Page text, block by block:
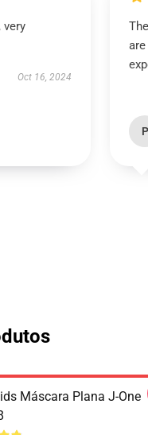
very
Oct 16, 2024
P
Máscara Plana J-One